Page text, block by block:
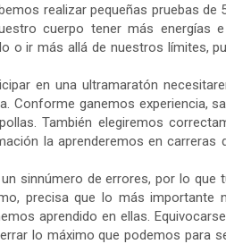
realizar pequeñas pruebas de
cuerpo tener más energías
o ir más allá de nuestros límites,
en una ultramaratón
Conforme ganemos experiencia,
También elegiremos
la aprenderemos en carreras
sinnúmero de errores, por lo que
precisa que lo más importante
aprendido en ellas.
lo máximo que podemos para